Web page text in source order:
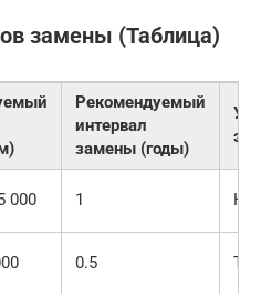
замены (Таблица)
Рекомендуемый
интервал
замены (годы)
000 1
0.5